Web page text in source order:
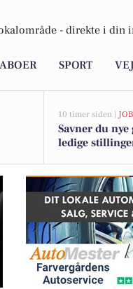
- direkte i din
SPORT
10 timer siden |
Savner du
ledige